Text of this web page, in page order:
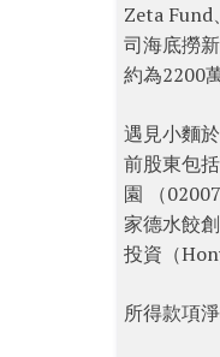
Zeta Fund
司海底撈
約為2200
遇見小麵
前股東包
園 （
家德水餃
投資（
所得款項